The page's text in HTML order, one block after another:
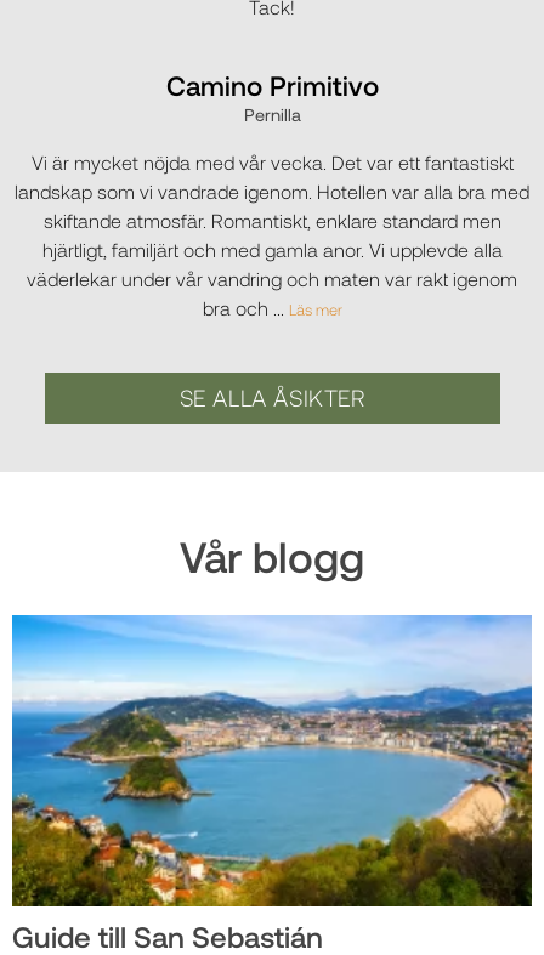
Tack!
Camino Primitivo
Pernilla
Vi är mycket nöjda med vår vecka. Det var ett fantastiskt
landskap som vi vandrade igenom. Hotellen var alla bra med
skiftande atmosfär. Romantiskt, enklare standard men
hjärtligt, familjärt och med gamla anor. Vi upplevde alla
väderlekar under vår vandring och maten var rakt igenom
bra och
Läs mer
SE ALLA ÅSIKTER
Vår blogg
Guide till San Sebastián